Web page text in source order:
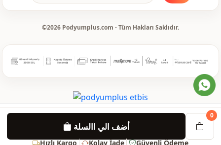
أضف الي االسلة
0
Hızlı Kargo Kolay İade Güvenli Ödeme
©2026 Podyumplus.com - Tüm Hakları Saklıdır.